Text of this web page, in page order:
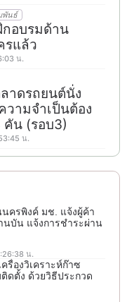
พันธ์
อบรมด้าน
รแล้ว
น.
าดรถยนต์นั่ง
ามจำเป็นต้อง
คัน (รอบ3)
น.
ครพิงค์ มช. แจ้งผู้ค้า
นบัน แจ้งการชำระผ่าน
น.
รื่องวิเคราะห์ก๊าซ
ดตั้ง ด้วยวิธีประกวด